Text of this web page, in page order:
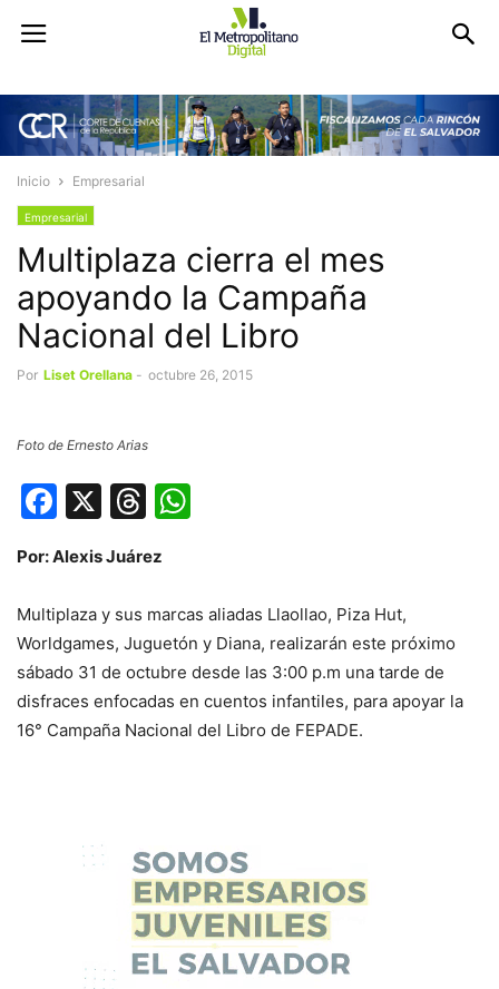
Inicio Empresarial
Empresarial
Multiplaza cierra el mes
apoyando la Campaña
Nacional del Libro
Por Liset Orellana - octubre 26, 2015
Foto de Ernesto Arias
Facebook
X Threads
Por: Alexis Juárez
Multiplaza y sus marcas aliadas Llaollao, Piza Hut,
Worldgames, Juguetón y Diana, realizarán este próximo
sábado 31 de octubre desde las 3:00 p.m una tarde de
disfraces enfocadas en cuentos infantiles, para apoyar la
16° Campaña Nacional del Libro de FEPADE.